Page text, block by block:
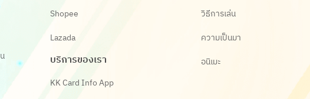
Shopee
Lazada
บริการของเรา
KK Card Info App
วิธีการเล่น
ความเป็นมา
อนิเมะ